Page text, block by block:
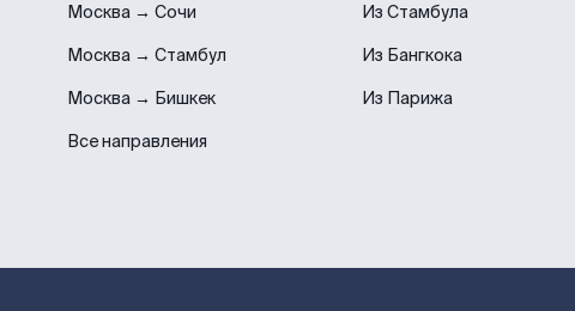
Москва → Сочи
Москва → Стамбул
Москва → Бишкек
Все направления
Из Стамбула
Из Бангкока
Из Парижа